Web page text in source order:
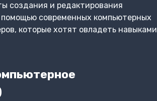
создания и редактирования
современных компьютерных
которые хотят овладеть навыками